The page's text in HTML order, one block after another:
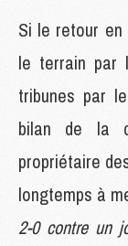
Si le retour
le terrain par
tribunes par
bilan de la
propriétaire
longtemps à
2-0 contre un